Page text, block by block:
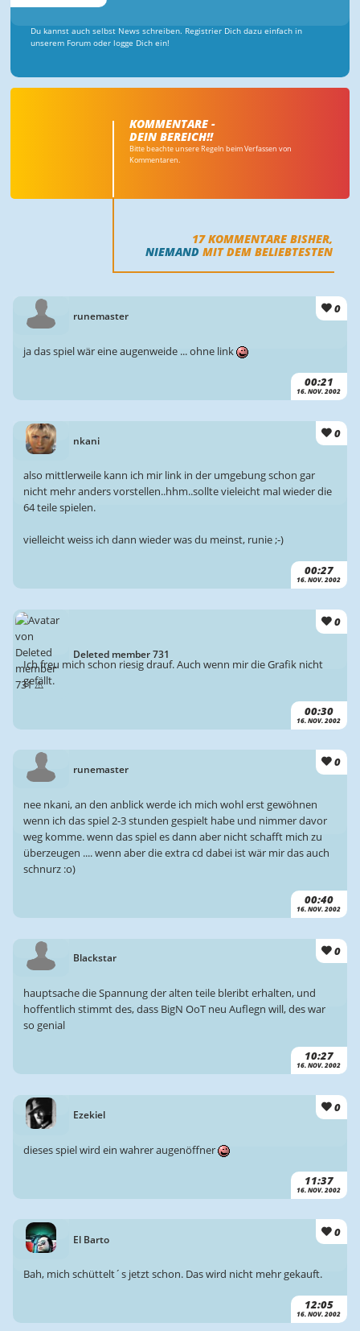
Du kannst auch selbst News schreiben. Registrier Dich dazu einfach in
unserem Forum oder logge Dich ein!
KOMMENTARE -
DEIN BEREICH!!
Bitte beachte unsere Regeln beim Verfassen von
Kommentaren.
17KOMMENTARE BISHER,
NIEMAND MIT DEM BELIEBTESTEN
runemaster 0
00:21
16. NOV. 2002
ja das spiel wär eine augenweide ... ohne link
nkani
0
00:27
16. NOV. 2002
also mittlerweile kann ich mir link in der umgebung schon gar
nicht mehr anders vorstellen..hhm..sollte vieleicht mal wieder die
64 teile spielen.
vielleicht weiss ich dann wieder was du meinst, runie ;-)
Deleted member 731
0
00:30
16. NOV. 2002
Ich freu mich schon riesig drauf. Auch wenn mir die Grafik nicht
gefällt.
runemaster 0
00:40
16. NOV. 2002
nee nkani, an den anblick werde ich mich wohl erst gewöhnen
wenn ich das spiel 2-3 stunden gespielt habe und nimmer davor
weg komme. wenn das spiel es dann aber nicht schafft mich zu
überzeugen .... wenn aber die extra cd dabei ist wär mir das auch
schnurz :o)
Blackstar 0
10:27
16. NOV. 2002
hauptsache die Spannung der alten teile bleribt erhalten, und
hoffentlich stimmt des, dass BigN OoT neu Auflegn will, des war
so genial
Ezekiel
0
11:37
16. NOV. 2002
dieses spiel wird ein wahrer augenöffner
El Barto
0
12:05
16. NOV. 2002
Bah, mich schüttelt´s jetzt schon. Das wird nicht mehr gekauft.